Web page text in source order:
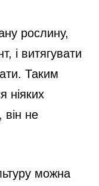
рослину,
і витягувати
Таким
ніяких
він не
можна